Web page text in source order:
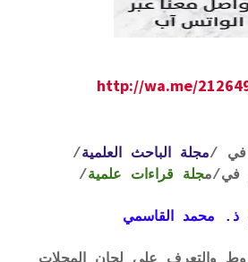
http://wa.me/
في /مجلة الباحث العلمية/
في/مجلة قراءات علمية/
ذ. محمد القاسمي